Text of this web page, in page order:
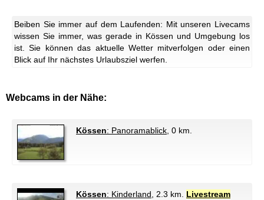
Beiben Sie immer auf dem Laufenden: Mit unseren Livecams
wissen Sie immer, was gerade in Kössen und Umgebung los
ist. Sie können das aktuelle Wetter mitverfolgen oder einen
Blick auf Ihr nächstes Urlaubsziel werfen.
Webcams in der Nähe:
Kössen: Panoramablick , 0 km.
Kössen: Kinderland , 2.3 km. Livestream